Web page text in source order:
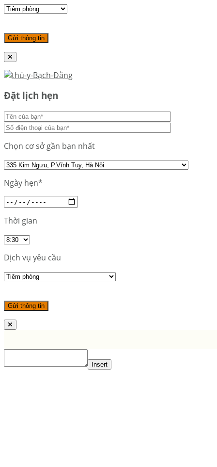
Đặt lịch hẹn
Chọn cơ sở gần bạn nhất
Ngày hẹn*
Thời gian
Dịch vụ yêu cầu
Insert